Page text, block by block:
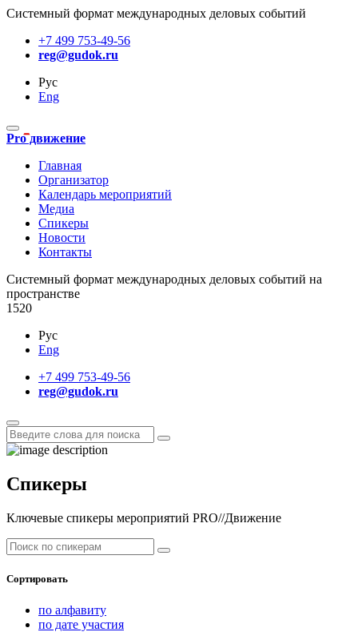
Системный формат международных деловых событий
+7 499 753-49-56
reg@gudok.ru
Рус
Eng
Pro движение
Главная
Организатор
Календарь мероприятий
Медиа
Спикеры
Новости
Контакты
Cистемный формат международных деловых событий на
пространстве
1520
Рус
Eng
+7 499 753-49-56
reg@gudok.ru
Спикеры
Ключевые спикеры мероприятий PRO//Движение
Сортировать
по алфавиту
по дате участия